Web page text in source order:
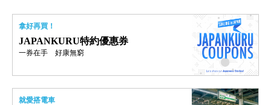
拿好再買！
JAPANKURU特約優惠券
一券在手 好康無窮
就愛搭電車